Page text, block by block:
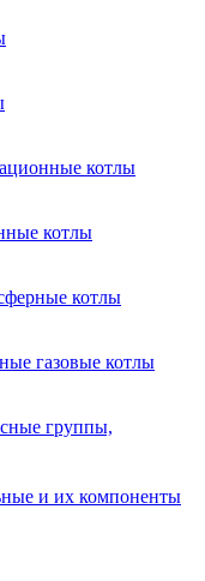
котлы
котлы
котлы
газовые котлы
группы,
и их компоненты